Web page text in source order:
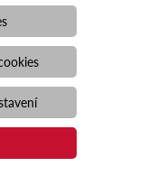
© 2021
AGRI CS a. s., se sídlem
IČO 26243334,
v Brně, oddíl B, vložka
koncernu AGROFERT
26185610, se sídlem
149 00 Praha 4.